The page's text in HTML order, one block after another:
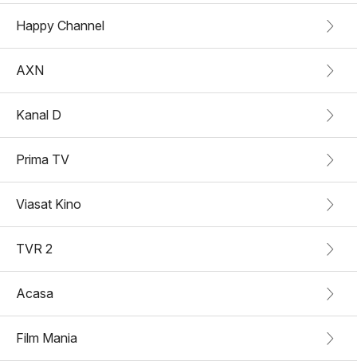
Happy Channel
AXN
Kanal D
Prima TV
Viasat Kino
TVR 2
Acasa
Film Mania